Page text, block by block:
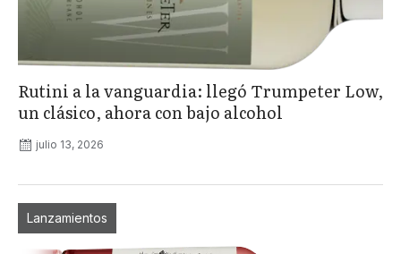
Rutini a la vanguardia: llegó Trumpeter Low,
un clásico, ahora con bajo alcohol
julio 13, 2026
Lanzamientos